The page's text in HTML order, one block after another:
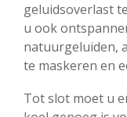
geluidsoverlast
u ook
natuurgeluiden,
te maskeren en
Tot slot moet u